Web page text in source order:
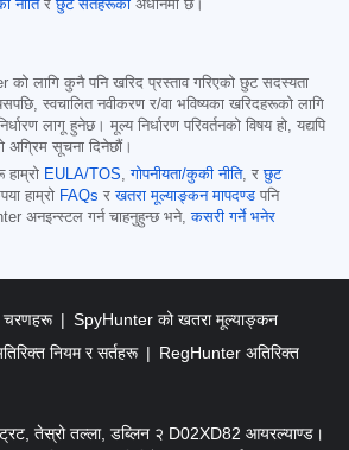
नीतिरछुट सर्तहरूको अधीनमा छ।
को लागि कुनै पनि खरिद प्रस्ताव गरिएको छुट सदस्यता
स्वचालित नवीकरण र/वा भविष्यका खरिदहरूको लागि
लागू हुनेछ। मूल्य निर्धारण परिवर्तनको विषय हो, यद्यपि
अग्रिम सूचना दिनेछौं।
EULA/TOS ,गोपनीयता/कुकी नीति, रछुट
हाम्रो FAQs रखतरा मूल्याङ्कन मापदण्ड पनि
अनइन्स्टल गर्न चाहनुहुन्छ भने,कसरी गर्ने भनेर
चरणहरू
SpyHunter को खतरा मूल्याङ्कन
नियम र सर्तहरू
RegHunter अतिरिक्त
तेस्रो तल्ला, डब्लिन २ D02XD82 आयरल्याण्ड।